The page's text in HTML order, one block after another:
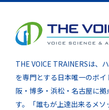
THE VOICE TRAINERSは、
を専門とする日本唯一のボ
阪・博多・浜松・名古屋に
す。「誰もが上達出来るメ